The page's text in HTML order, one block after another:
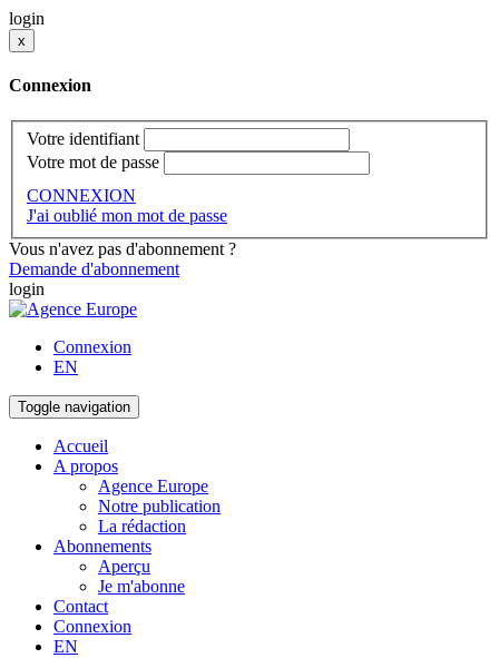
login
x
Connexion
Votre identifiant
Votre mot de passe
CONNEXION
J'ai oublié mon mot de passe
Vous n'avez pas d'abonnement ?
Demande d'abonnement
login
Connexion
EN
Toggle navigation
Accueil
A propos
Agence Europe
Notre publication
La rédaction
Abonnements
Aperçu
Je m'abonne
Contact
Connexion
EN